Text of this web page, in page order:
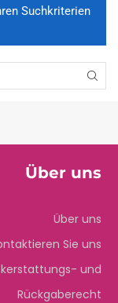
Suchkriterien
Über uns
Über uns
Sie uns
und
Rückgaberecht